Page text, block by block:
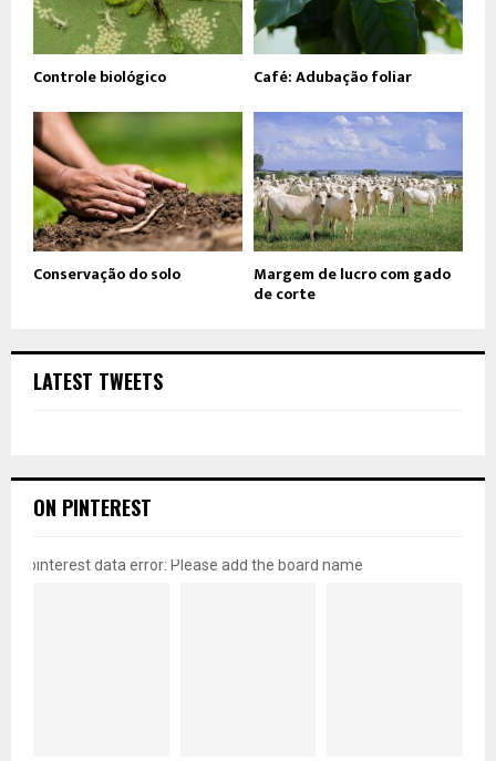
Controle biológico Café: Adubação foliar
Conservação do solo Margem de lucro com gado
de corte
LATEST TWEETS
ON PINTEREST
pinterest data error: Please add the board name